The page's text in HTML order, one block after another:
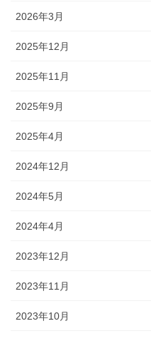
2026年3月
2025年12月
2025年11月
2025年9月
2025年4月
2024年12月
2024年5月
2024年4月
2023年12月
2023年11月
2023年10月